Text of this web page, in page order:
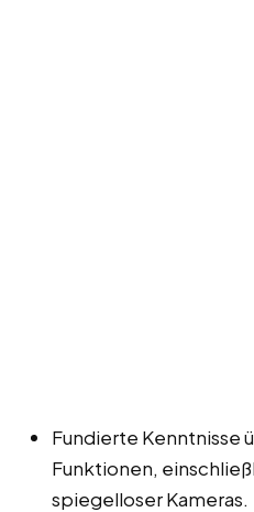
Fundierte Kenntnisse
Funktionen,
spiegelloser Kameras.